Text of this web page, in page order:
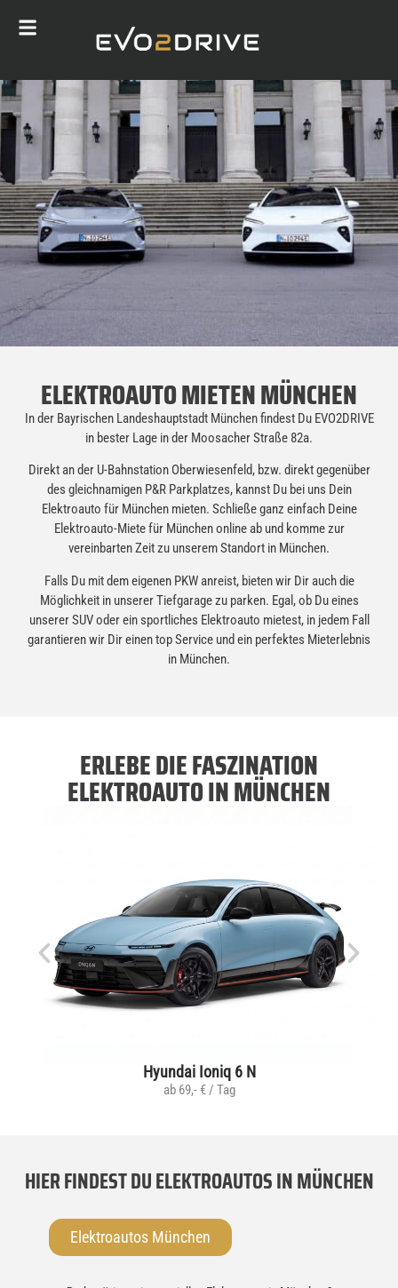
ELEKTROAUTO MIETEN MÜNCHEN
In der Bayrischen Landeshauptstadt München findest Du EVO2DRIVE
in bester Lage in der Moosacher Straße 82a.
Direkt an der U-Bahnstation Oberwiesenfeld, bzw. direkt gegenüber
des gleichnamigen P&R Parkplatzes, kannst Du bei uns Dein
Elektroauto für München mieten. Schließe ganz einfach Deine
Elektroauto-Miete für München online ab und komme zur
vereinbarten Zeit zu unserem Standort in München.
Falls Du mit dem eigenen PKW anreist, bieten wir Dir auch die
Möglichkeit in unserer Tiefgarage zu parken. Egal, ob Du eines
unserer SUV oder ein sportliches Elektroauto mietest, in jedem Fall
garantieren wir Dir einen top Service und ein perfektes Mieterlebnis
in München.
ERLEBE DIE FASZINATION
ELEKTROAUTO IN MÜNCHEN
Hyundai Ioniq 6 N
ab 69,- € / Tag
HIER FINDEST DU ELEKTROAUTOS IN MÜNCHEN
Elektroautos München